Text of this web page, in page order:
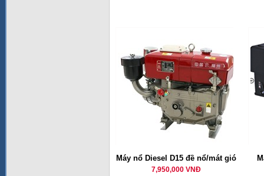
Máy nổ Diesel D15 đề nổ/mát gió
7,950,000 VNĐ